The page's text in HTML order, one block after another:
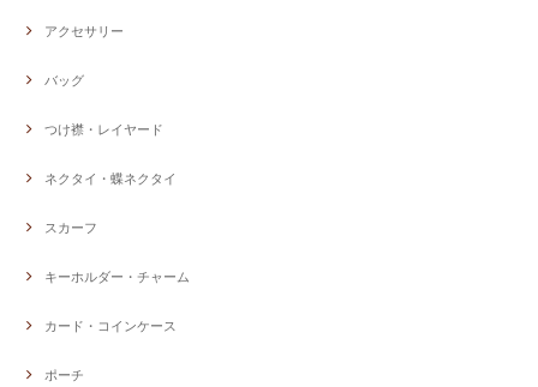
アクセサリー
バッグ
つけ襟・レイヤード
ネクタイ・蝶ネクタイ
スカーフ
キーホルダー・チャーム
カード・コインケース
ポーチ